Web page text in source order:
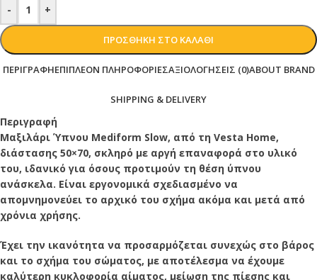
- +
ΠΡΟΣΘΉΚΗ ΣΤΟ ΚΑΛΆΘΙ
ΠΕΡΙΓΡΑΦΉΕΠΙΠΛΈΟΝ ΠΛΗΡΟΦΟΡΊΕΣΑΞΙΟΛΟΓΉΣΕΙΣ (0)ABOUT BRAND
SHIPPING & DELIVERY
Περιγραφή
Μαξιλάρι Ύπνου Mediform Slow, από τη Vesta Home,
διάστασης 50×70, σκληρό με αργή επαναφορά στο υλικό
του, ιδανικό για όσους προτιμούν τη θέση ύπνου
ανάσκελα. Είναι εργονομικά σχεδιασμένο να
απομνημονεύει το αρχικό του σχήμα ακόμα και μετά από
χρόνια χρήσης.
Έχει την ικανότητα να προσαρμόζεται συνεχώς στο βάρος
και το σχήμα του σώματος, με αποτέλεσμα να έχουμε
καλύτερη κυκλοφορία αίματος, μείωση της πίεσης και